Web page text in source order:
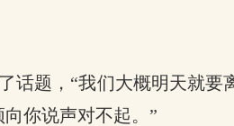
话题，“我们大概明天就
你说声对不起。”